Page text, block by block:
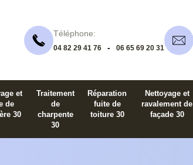
Téléphone:
04 82 29 41 76 - 06 65 69 20 31
et
de
30
Traitement
de
charpente
30
Réparation
fuite de
toiture 30
Nettoyage et
ravalement de
façade 30